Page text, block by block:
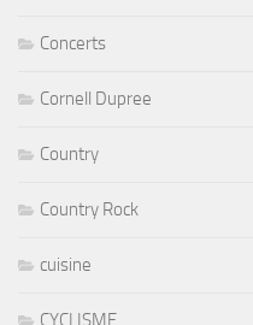
Concerts
Cornell Dupree
Country
Country Rock
cuisine
CYCLISME